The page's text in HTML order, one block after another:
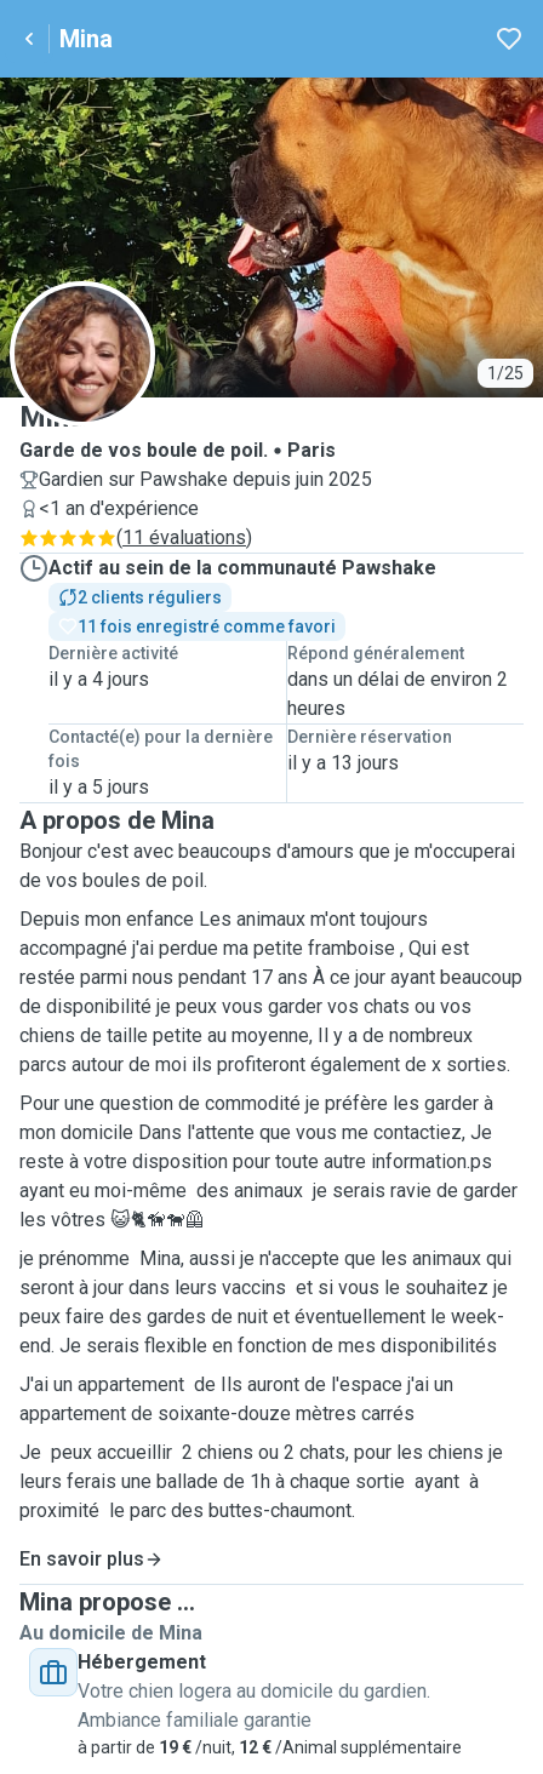
Mina
1/25
M
Mina
Garde de vos boule de poil.
Paris
Gardien sur Pawshake depuis juin 2025
<1 an d'expérience
(11 évaluations)
Actif au sein de la communauté Pawshake
2 clients réguliers
11 fois enregistré comme favori
Dernière activité
il y a 4 jours
Répond généralement
dans un délai de environ 2
heures
Contacté(e) pour la dernière
fois
il y a 5 jours
Dernière réservation
il y a 13 jours
A propos de Mina
Bonjour c'est avec beaucoups d'amours que je m'occuperai
de vos boules de poil.
Depuis mon enfance Les animaux m'ont toujours
accompagné j'ai perdue ma petite framboise , Qui est
restée parmi nous pendant 17 ans À ce jour ayant beaucoup
de disponibilité je peux vous garder vos chats ou vos
chiens de taille petite au moyenne, Il y a de nombreux
parcs autour de moi ils profiteront également de x sorties.
Pour une question de commodité je préfère les garder à
mon domicile Dans l'attente que vous me contactiez, Je
reste à votre disposition pour toute autre information.ps
ayant eu moi-même des animaux je serais ravie de garder
les vôtres 😺🐈🦮🐕‍🦺
je prénomme Mina, aussi je n'accepte que les animaux qui
seront à jour dans leurs vaccins et si vous le souhaitez je
peux faire des gardes de nuit et éventuellement le week-
end. Je serais flexible en fonction de mes disponibilités
J'ai un appartement de Ils auront de l'espace j'ai un
appartement de soixante-douze mètres carrés
Je peux accueillir 2 chiens ou 2 chats, pour les chiens je
leurs ferais une ballade de 1h à chaque sortie ayant à
proximité le parc des buttes-chaumont.
En savoir plus
Mina propose ...
Au domicile de Mina
Hébergement
Votre chien logera au domicile du gardien.
Ambiance familiale garantie
à partir de 19 €/nuit, 12 €/Animal supplémentaire